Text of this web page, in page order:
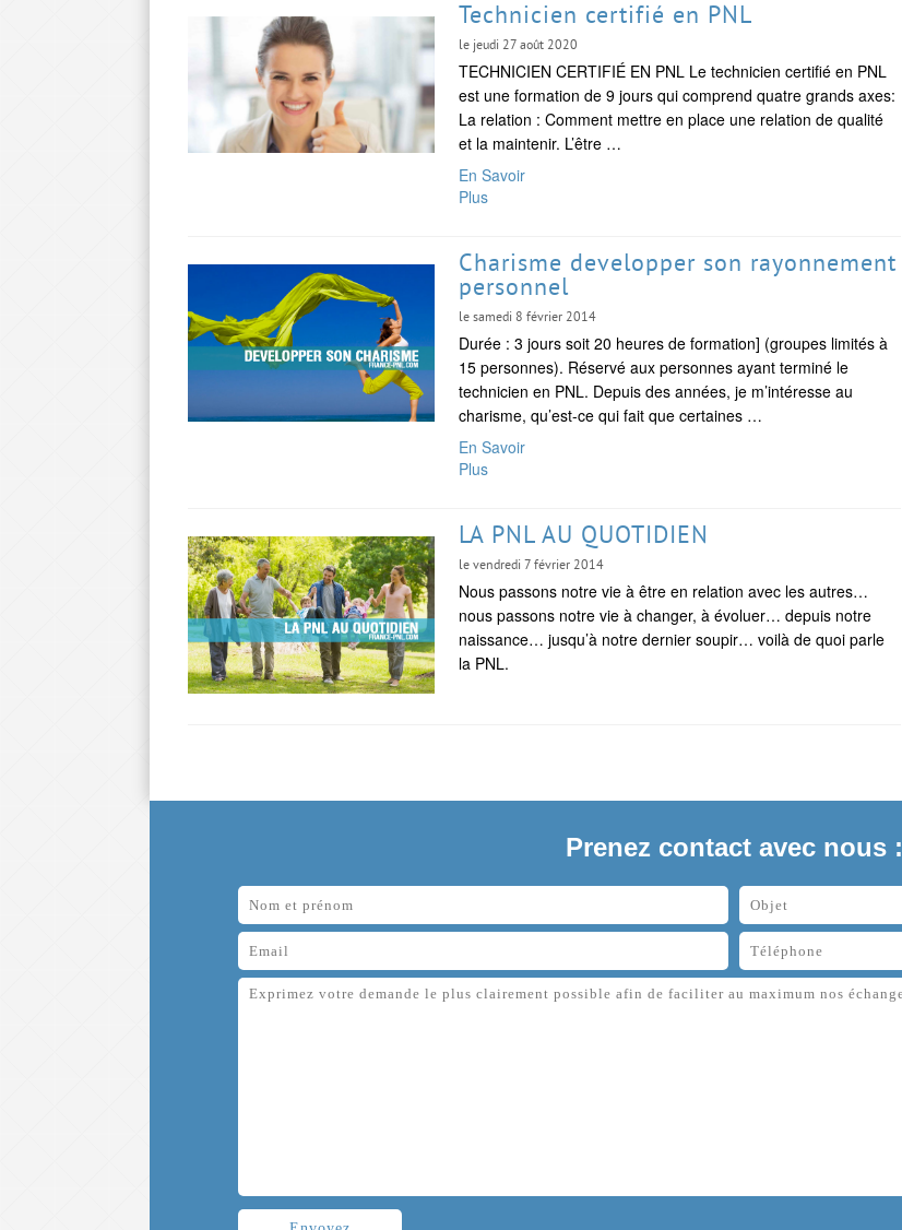
Technicien certifié en PNL
le jeudi 27 août 2020
TECHNICIEN CERTIFIÉ EN PNL Le technicien certifié en PNL
est une formation de 9 jours qui comprend quatre grands axes:
La relation : Comment mettre en place une relation de qualité
et la maintenir. L’être …
En Savoir
Plus
Charisme developper son rayonnement
personnel
le samedi 8 février 2014
Durée : 3 jours soit 20 heures de formation] (groupes limités à
15 personnes). Réservé aux personnes ayant terminé le
technicien en PNL. Depuis des années, je m’intéresse au
charisme, qu’est-ce qui fait que certaines …
En Savoir
Plus
LA PNL AU QUOTIDIEN
le vendredi 7 février 2014
Nous passons notre vie à être en relation avec les autres…
nous passons notre vie à changer, à évoluer… depuis notre
naissance… jusqu’à notre dernier soupir… voilà de quoi parle
la PNL.
Prenez contact avec nous :